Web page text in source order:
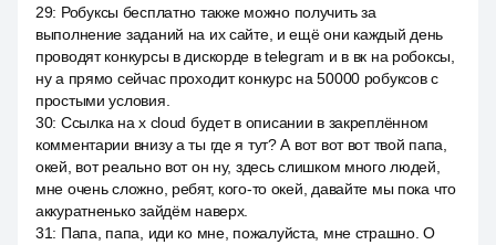
29: Робуксы бесплатно также можно получить за
выполнение заданий на их сайте, и ещё они каждый день
проводят конкурсы в дискорде в telegram и в вк на робоксы,
ну а прямо сейчас проходит конкурс на 50000 робуксов с
простыми условия.
30: Ссылка на x cloud будет в описании в закреплённом
комментарии внизу а ты где я тут? А вот вот вот твой папа,
окей, вот реально вот он ну, здесь слишком много людей,
мне очень сложно, ребят, кого-то окей, давайте мы пока что
аккуратненько зайдём наверх.
31: Папа, папа, иди ко мне, пожалуйста, мне страшно. O